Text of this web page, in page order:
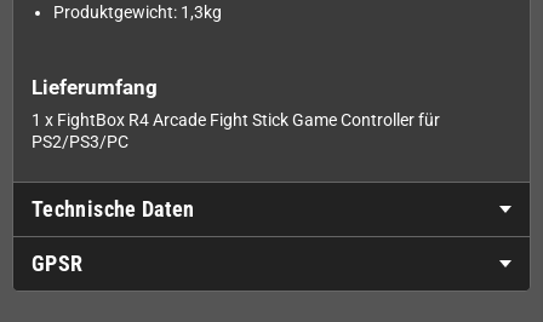
Produktgewicht: 1,3kg
Lieferumfang
1 x FightBox R4 Arcade Fight Stick Game Controller für
PS2/PS3/PC
Technische Daten
GPSR